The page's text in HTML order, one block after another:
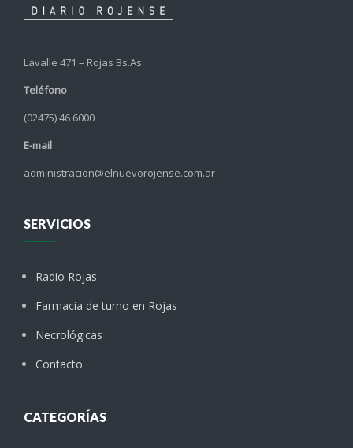
Lavalle 471 – Rojas Bs.As.
Teléfono
(02475) 46 6000
E-mail
administracion@elnuevorojense.com.ar
SERVICIOS
Radio Rojas
Farmacia de turno en Rojas
Necrológicas
Contacto
CATEGORÍAS